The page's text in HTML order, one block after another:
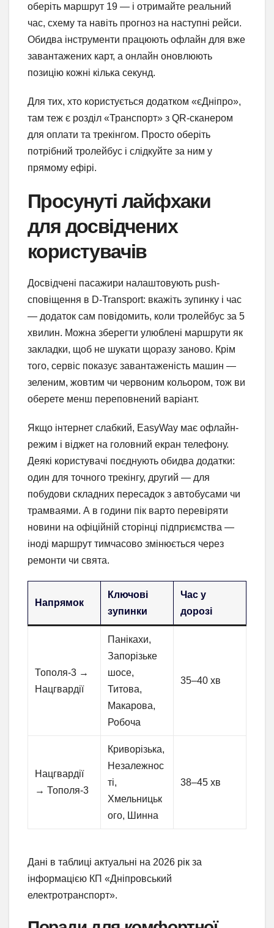
оберіть маршрут 19 — і отримайте реальний
час, схему та навіть прогноз на наступні рейси.
Обидва інструменти працюють офлайн для вже
завантажених карт, а онлайн оновлюють
позицію кожні кілька секунд.
Для тих, хто користується додатком «єДніпро»,
там теж є розділ «Транспорт» з QR-сканером
для оплати та трекінгом. Просто оберіть
потрібний тролейбус і слідкуйте за ним у
прямому ефірі.
Просунуті лайфхаки
для досвідчених
користувачів
Досвідчені пасажири налаштовують push-
сповіщення в D-Transport: вкажіть зупинку і час
— додаток сам повідомить, коли тролейбус за 5
хвилин. Можна зберегти улюблені маршрути як
закладки, щоб не шукати щоразу заново. Крім
того, сервіс показує завантаженість машин —
зеленим, жовтим чи червоним кольором, тож ви
оберете менш переповнений варіант.
Якщо інтернет слабкий, EasyWay має офлайн-
режим і віджет на головний екран телефону.
Деякі користувачі поєднують обидва додатки:
один для точного трекінгу, другий — для
побудови складних пересадок з автобусами чи
трамваями. А в години пік варто перевіряти
новини на офіційній сторінці підприємства —
іноді маршрут тимчасово змінюється через
ремонти чи свята.
Напрямок
Ключові
зупинки
Час у
дорозі
Тополя-3 →
Нацгвардії
Панікахи,
Запорізьке
шосе,
Титова,
Макарова,
Робоча
35–40 хв
Нацгвардії
→ Тополя-3
Криворізька,
Незалежнос
ті,
Хмельницьк
ого, Шинна
38–45 хв
Дані в таблиці актуальні на 2026 рік за
інформацією КП «Дніпровський
електротранспорт».